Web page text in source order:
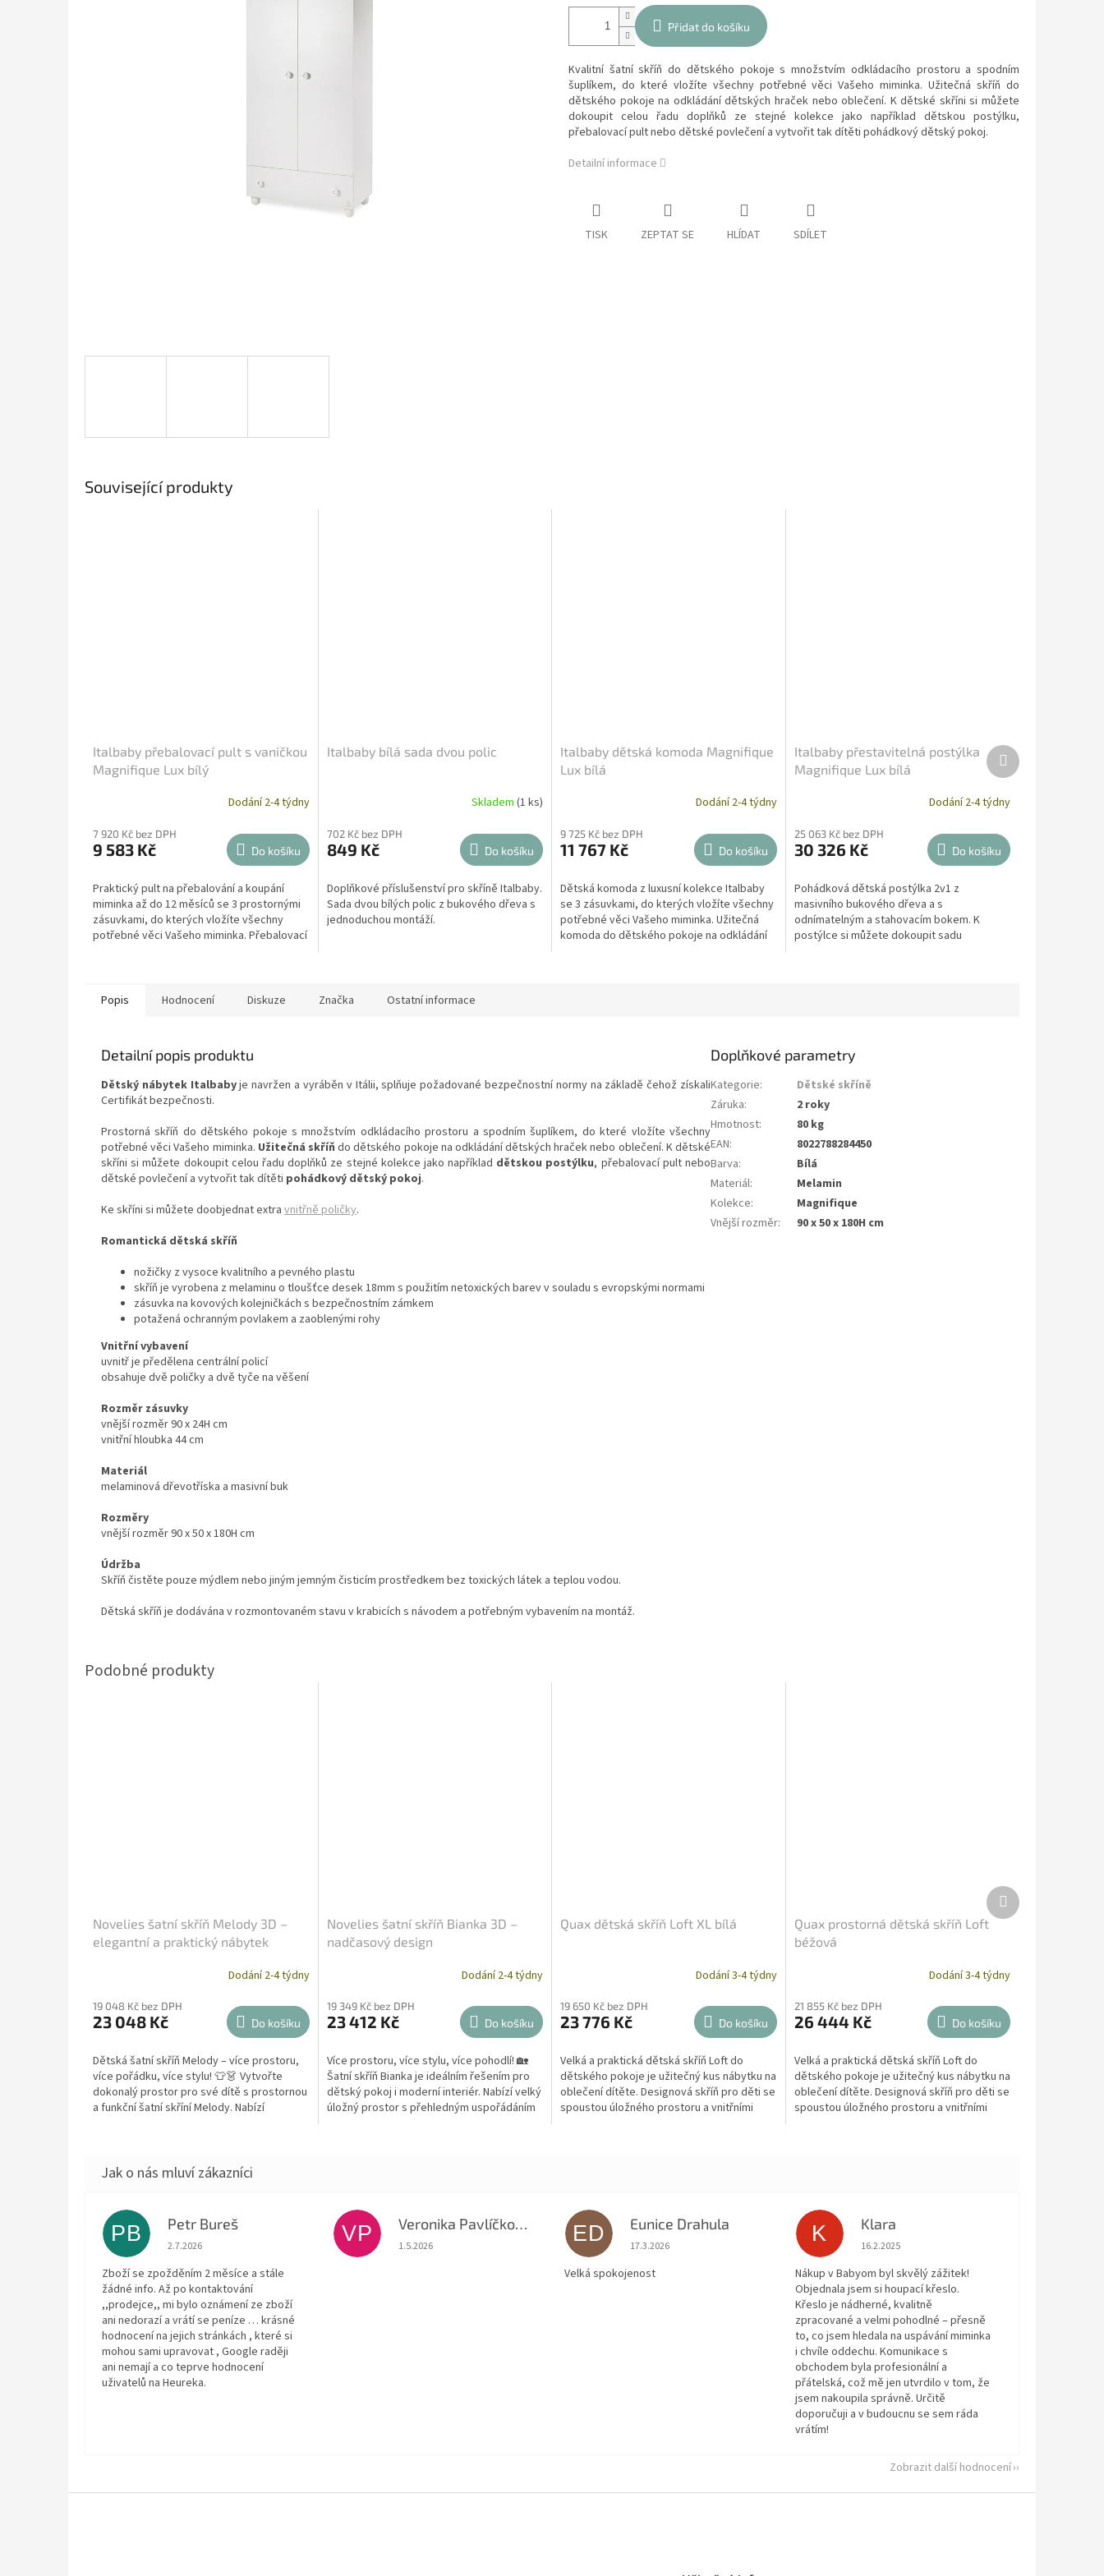
Přidat do košíku
Kvalitní šatní skříň do dětského pokoje s množstvím odkládacího prostoru a spodním
šuplíkem, do které vložíte všechny potřebné věci Vašeho miminka. Užitečná skříň do
dětského pokoje na odkládání dětských hraček nebo oblečení. K dětské skříni si můžete
dokoupit celou řadu doplňků ze stejné kolekce jako například dětskou postýlku,
přebalovací pult nebo dětské povlečení a vytvořit tak dítěti pohádkový dětský pokoj.
Detailní informace
TISK ZEPTAT SE HLÍDAT SDÍLET
Související produkty
Italbaby přebalovací pult s vaničkou
Magnifique Lux bílý
Dodání 2-4 týdny
7 920 Kč bez DPH
9 583 Kč Do košíku
Praktický pult na přebalování a koupání
miminka až do 12 měsíců se 3 prostornými
zásuvkami, do kterých vložíte všechny
potřebné věci Vašeho miminka. Přebalovací
Italbaby bílá sada dvou polic
Skladem (1 ks)
702 Kč bez DPH
849 Kč Do košíku
Doplňkové příslušenství pro skříně Italbaby.
Sada dvou bílých polic z bukového dřeva s
jednoduchou montáží.
Italbaby dětská komoda Magnifique
Lux bílá
Dodání 2-4 týdny
9 725 Kč bez DPH
11 767 Kč Do košíku
Dětská komoda z luxusní kolekce Italbaby
se 3 zásuvkami, do kterých vložíte všechny
potřebné věci Vašeho miminka. Užitečná
komoda do dětského pokoje na odkládání
Italbaby přestavitelná postýlka
Magnifique Lux bílá
Dodání 2-4 týdny
25 063 Kč bez DPH
30 326 Kč Do košíku
Pohádková dětská postýlka 2v1 z
masivního bukového dřeva a s
odnímatelným a stahovacím bokem. K
postýlce si můžete dokoupit sadu
Další
produkt
Popis Hodnocení Diskuze Značka Ostatní informace
Detailní popis produktu
Dětský nábytek Italbabyje navržen a vyráběn v Itálii, splňuje požadované bezpečnostní normy na základě čehož získali
Certifikát bezpečnosti.
Prostorná skříň do dětského pokoje s množstvím odkládacího prostoru a spodním šuplíkem, do které vložíte všechny
potřebné věci Vašeho miminka. Užitečná skříň do dětského pokoje na odkládání dětských hraček nebo oblečení. K dětské
skříni si můžete dokoupit celou řadu doplňků ze stejné kolekce jako například dětskou postýlku, přebalovací pult nebo
dětské povlečení a vytvořit tak dítěti pohádkový dětský pokoj.
Ke skříni si můžete doobjednat extra vnitřně poličky.
Romantická dětská skříň
nožičky z vysoce kvalitního a pevného plastu
skříň je vyrobena z melaminu o tloušťce desek 18mm s použitím netoxických barev v souladu s evropskými normami
zásuvka na kovových kolejničkách s bezpečnostním zámkem
potažená ochranným povlakem a zaoblenými rohy
Vnitřní vybavení
uvnitř je předělena centrální policí
obsahuje dvě poličky a dvě tyče na věšení
Rozměr zásuvky
vnější rozměr 90 x 24H cm
vnitřní hloubka 44 cm
Materiál
melaminová dřevotříska a masivní buk
Rozměry
vnější rozměr 90 x 50 x 180H cm
Údržba
Skříň čistěte pouze mýdlem nebo jiným jemným čisticím prostředkem bez toxických látek a teplou vodou.
Dětská skříň je dodávána v rozmontovaném stavu v krabicích s návodem a potřebným vybavením na montáž.
Doplňkové parametry
Kategorie:
Dětské skříně
Záruka:
2 roky
Hmotnost:
80 kg
EAN:
8022788284450
Barva:
Bílá
Materiál:
Melamin
Kolekce:
Magnifique
Vnější rozměr: 90 x 50 x 180H cm
Novelies šatní skříň Melody 3D –
elegantní a praktický nábytek
Dodání 2-4 týdny
19 048 Kč bez DPH
23 048 Kč Do košíku
Dětská šatní skříň Melody – více prostoru,
více pořádku, více stylu! 👕👗 Vytvořte
dokonalý prostor pro své dítě s prostornou
a funkční šatní skříní Melody. Nabízí
Novelies šatní skříň Bianka 3D –
nadčasový design
Dodání 2-4 týdny
19 349 Kč bez DPH
23 412 Kč Do košíku
Více prostoru, více stylu, více pohodlí! 🏡
Šatní skříň Bianka je ideálním řešením pro
dětský pokoj i moderní interiér. Nabízí velký
úložný prostor s přehledným uspořádáním
Quax dětská skříň Loft XL bílá
Dodání 3-4 týdny
19 650 Kč bez DPH
23 776 Kč Do košíku
Velká a praktická dětská skříň Loft do
dětského pokoje je užitečný kus nábytku na
oblečení dítěte. Designová skříň pro děti se
spoustou úložného prostoru a vnitřními
Quax prostorná dětská skříň Loft
béžová
Dodání 3-4 týdny
21 855 Kč bez DPH
26 444 Kč Do košíku
Velká a praktická dětská skříň Loft do
dětského pokoje je užitečný kus nábytku na
oblečení dítěte. Designová skříň pro děti se
spoustou úložného prostoru a vnitřními
Další
produkt
PB Petr Bureš
Hodnocení obchodu je 1 z 5 hvězdiček.
2.7.2026
Zboží se zpožděním 2 měsíce a stále
žádné info. Až po kontaktování
,,prodejce,, mi bylo oznámení ze zboží
ani nedorazí a vrátí se peníze … krásné
hodnocení na jejich stránkách , které si
mohou sami upravovat , Google raději
ani nemají a co teprve hodnocení
uživatelů na Heureka.
VP Veronika Pavlíčková
Hodnocení obchodu je 5 z 5 hvězdiček.
1.5.2026
ED Eunice Drahula
Hodnocení obchodu je 5 z 5 hvězdiček.
17.3.2026
Velká spokojenost
K Klara
Hodnocení obchodu je 5 z 5 hvězdiček.
16.2.2025
Nákup v Babyom byl skvělý zážitek!
Objednala jsem si houpací křeslo.
Křeslo je nádherné, kvalitně
zpracované a velmi pohodlné – přesně
to, co jsem hledala na uspávání miminka
i chvíle oddechu. Komunikace s
obchodem byla profesionální a
přátelská, což mě jen utvrdilo v tom, že
jsem nakoupila správně. Určitě
doporučuji a v budoucnu se sem ráda
vrátím!
Zobrazit další hodnocení